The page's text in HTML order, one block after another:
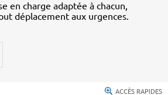
en charge adaptée à chacun,
déplacement aux urgences.
ACCÈS RAPIDES